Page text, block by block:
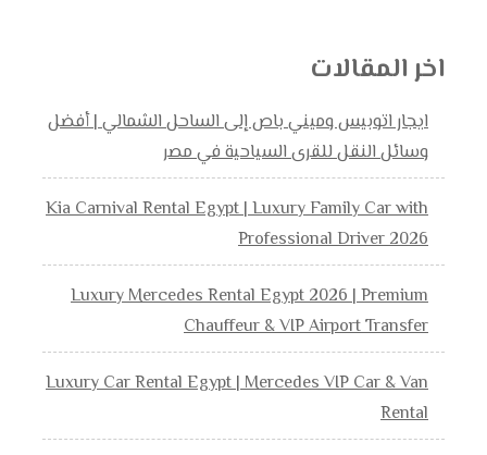
اخر المقالات
ايجار اتوبيس وميني باص إلى الساحل الشمالي | أفضل
وسائل النقل للقرى السياحية في مصر
Kia Carnival Rental Egypt | Luxury Family Car with
Professional Driver 2026
Luxury Mercedes Rental Egypt 2026 | Premium
Chauffeur & VIP Airport Transfer
Luxury Car Rental Egypt | Mercedes VIP Car & Van
Rental